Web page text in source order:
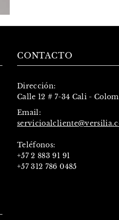
CONTACTO
Dirección:
Calle 12 # 7-34 Cali -
Email:
Teléfonos:
+57 2 883 91 91
+57 312 786 0485